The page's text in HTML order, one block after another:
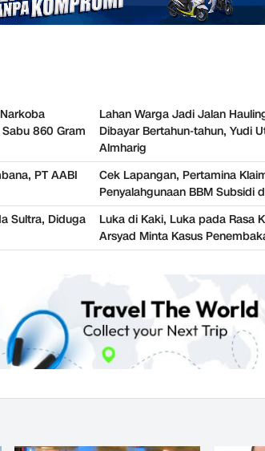
860 Gram
Lahan Warga Jadi Jalan
Dibayar Bertahun-tahun, Yudi
Almharig
PT AABI
Cek Lapangan, Pertamina
Penyalahgunaan BBM Subsidi
Sultra, Diduga
Luka di Kaki, Luka pada Rasa
Arsyad Minta Kasus